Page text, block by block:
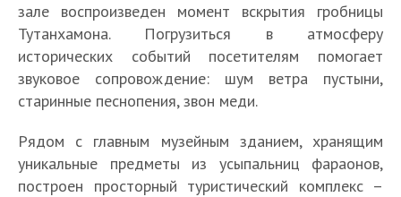
зале воспроизведен момент вскрытия гробницы
Тутанхамона. Погрузиться в атмосферу
исторических событий посетителям помогает
звуковое сопровождение: шум ветра пустыни,
старинные песнопения, звон меди.
Рядом с главным музейным зданием, хранящим
уникальные предметы из усыпальниц фараонов,
построен просторный туристический комплекс –